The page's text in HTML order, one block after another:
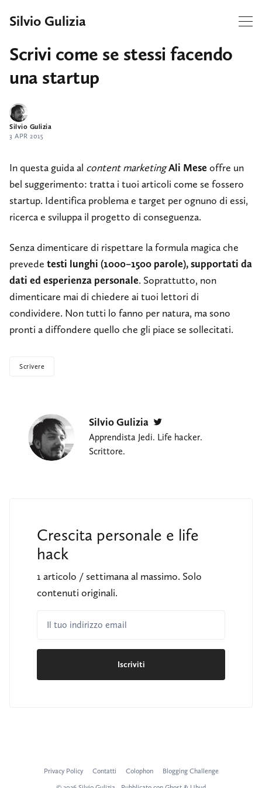
Silvio Gulizia
Scrivi come se stessi facendo
una startup
Silvio Gulizia
3 APR 2015
In questa guida al content marketingAli Meseoffre un
bel suggerimento: tratta i tuoi articoli come se fossero
startup. Identifica problema e target per ognuno di essi,
ricerca e sviluppa il progetto di conseguenza.
Senza dimenticare di rispettare la formula magica che
prevede testi lunghi (1000–1500 parole), supportati da
dati ed esperienza personale. Soprattutto, non
dimenticare mai di chiedere ai tuoi lettori di
condividere. Non tutti lo fanno per natura, ma sono
pronti a diffondere quello che gli piace se sollecitati.
Scrivere
Silvio Gulizia
Apprendista Jedi. Life hacker.
Scrittore.
Crescita personale e life
hack
1 articolo / settimana al massimo. Solo
contenuti originali.
Il tuo indirizzo email
Iscriviti
Privacy Policy Contatti Colophon
Blogging Challenge